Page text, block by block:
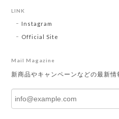
LINK
Instagram
Official Site
Mail Magazine
新商品やキャンペーンなどの最新情